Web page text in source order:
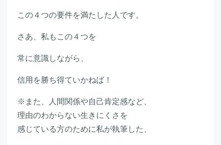
この４つの要件を満たした人です。
さあ、私もこの４つを
常に意識しながら、
信用を勝ち得ていかねば！
※また、人間関係や自己肯定感など、
理由のわからない生きにくさを
感じている方のために私が執筆した、